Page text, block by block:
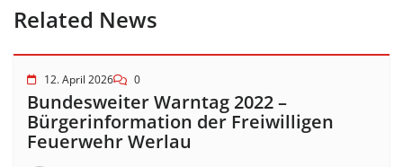
Related News
12. April 2026 0
Bundesweiter Warntag 2022 –
Bürgerinformation der Freiwilligen
Feuerwehr Werlau